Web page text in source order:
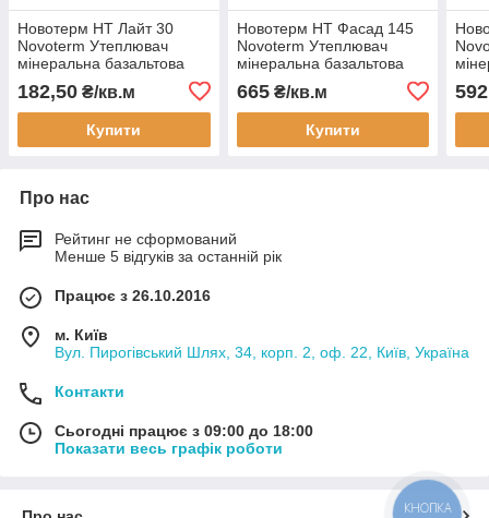
Новотерм НТ Лайт 30
Novoterm Утеплювач
мінеральна базальтова
вата (мінвата) для скатної
покрівлі і підлоги по лагам
100мм
182,50 ₴/кв.м
Купити
Новотерм НТ Фасад 145
Novoterm Утеплювач
мінеральна базальтова
штукатурного фасаду
100мм
665₴/кв.м
Купити
592
Про нас
Рейтинг не сформований
Менше 5 відгуків за останній рік
Працює з 26.10.2016
м. Київ
Вул. Пирогівський Шлях, 34, корп. 2, оф. 22, Київ, Україна
Контакти
Сьогодні працює з 09:00 до 18:00
Показати весь графік роботи
КНОПКА